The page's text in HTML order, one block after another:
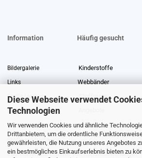
Diese Webseite verwendet
Technologien
Wir verwenden Cookies und ähnliche
Drittanbietern, um die ordentliche
gewährleisten, die Nutzung unseres Angebotes
ein bestmögliches Einkaufserlebnis bieten zu
Information Häufig gesucht
Bildergalerie Kinderstoffe
Links Webbänder
Stoffe Lexikon Stoffreste
Über uns
Gewerberabatt Meterware
Stoffe auf Rechnung
Information zur Echtheit von Kundenbewertungen